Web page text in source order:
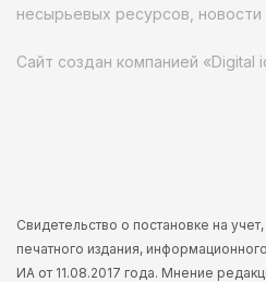
несырьевых ресурсов,
Сайт создан компанией «Digital
Свидетельство о постановке на
печатного издания,
ИА от 11.08.2017 года. Мнение